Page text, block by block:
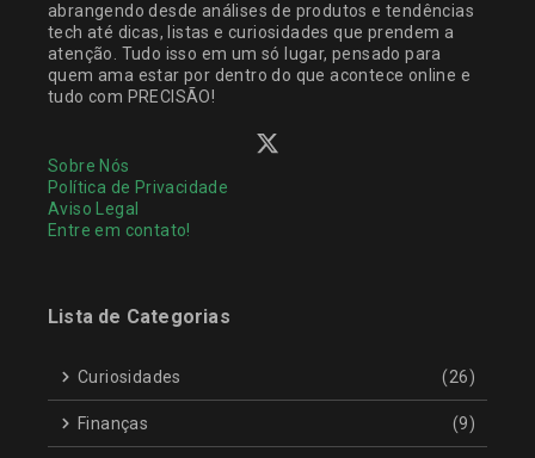
abrangendo desde análises de produtos e tendências
tech até dicas, listas e curiosidades que prendem a
atenção. Tudo isso em um só lugar, pensado para
quem ama estar por dentro do que acontece online e
tudo com PRECISÃO!
Sobre Nós
Política de Privacidade
Aviso Legal
Entre em contato!
Lista de Categorias
Curiosidades (26)
Finanças (9)